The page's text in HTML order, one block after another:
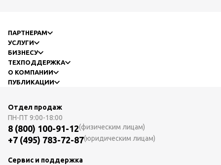
ПАРТНЕРАМ
УСЛУГИ
БИЗНЕСУ
ТЕХПОДДЕРЖКА
О КОМПАНИИ
ПУБЛИКАЦИИ
Отдел продаж
ПН-ПТ 9:00-18:00
8 (800) 100-91-12(физическим лицам)
+7 (495) 783-72-87(юридическим лицам)
Сервис и поддержка